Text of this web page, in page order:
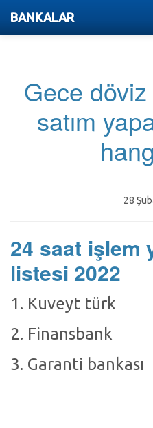
BANKALAR
Gece döviz
satım
28
24 saat işlem
listesi 2022
1. Kuveyt türk
2. Finansbank
3. Garanti bankası